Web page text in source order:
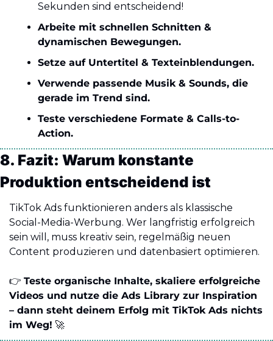
Sekunden sind entscheidend!
Arbeite mit schnellen Schnitten &
dynamischen Bewegungen.
Setze auf Untertitel & Texteinblendungen.
Verwende passende Musik & Sounds, die
gerade im Trend sind.
Teste verschiedene Formate & Calls-to-
Action.
8. Fazit: Warum konstante
Produktion entscheidend ist
TikTok Ads funktionieren anders als klassische
Social-Media-Werbung. Wer langfristig erfolgreich
sein will, muss kreativ sein, regelmäßig neuen
Content produzieren und datenbasiert optimieren.
👉 Teste organische Inhalte, skaliere erfolgreiche
Videos und nutze die Ads Library zur Inspiration
– dann steht deinem Erfolg mit TikTok Ads nichts
im Weg! 🚀